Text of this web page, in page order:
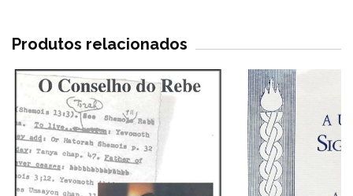
Produtos relacionados